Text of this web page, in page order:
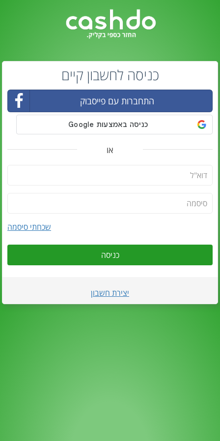
כניסה לחשבון קיים
התחברות עם פייסבוק
או
שכחתי סיסמה
כניסה
יצירת חשבון